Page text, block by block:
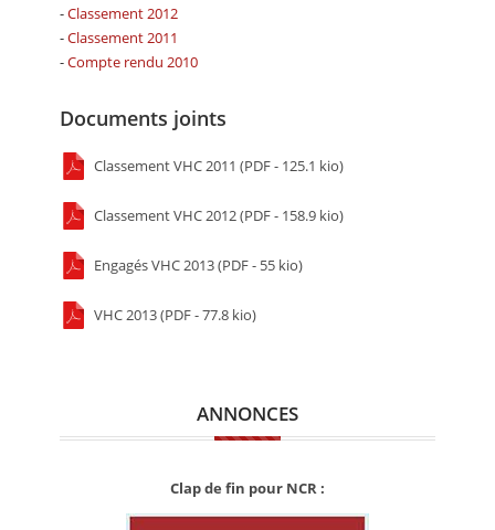
-Classement 2012
-Classement 2011
-Compte rendu 2010
Documents joints
Classement VHC 2011 (PDF - 125.1 kio)
Classement VHC 2012 (PDF - 158.9 kio)
Engagés VHC 2013 (PDF - 55 kio)
VHC 2013 (PDF - 77.8 kio)
ANNONCES
Clap de fin pour NCR :